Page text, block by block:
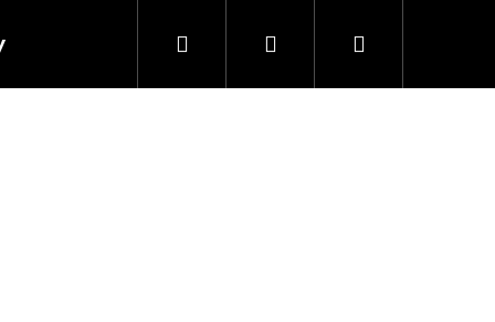
Hledat PřihlášeníNákupní